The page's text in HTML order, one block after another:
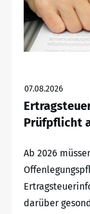
07.08.2026
Prüfpflicht
Ab 2026
darüber